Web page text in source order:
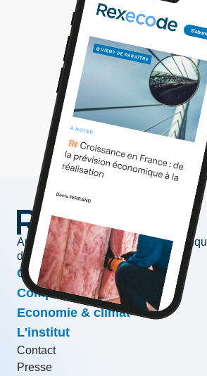
Au service de l'information
développement des entreprises
Conjoncture & prévisions
Compétitivité & croissance
Economie & climat
L'institut
Contact
Presse